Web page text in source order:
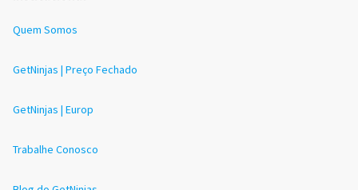
Quem Somos
GetNinjas | Preço Fechado
GetNinjas | Europ
Trabalhe Conosco